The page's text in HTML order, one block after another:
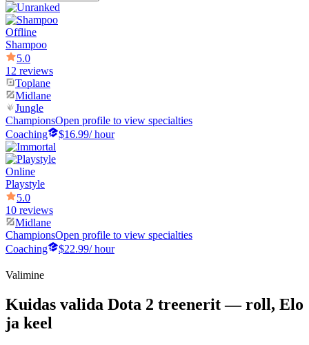
Offline
Shampoo
5.0
12 reviews
Toplane
Midlane
Jungle
ChampionsOpen profile to view specialties
Coaching
$16.99/ hour
Online
Playstyle
5.0
10 reviews
Midlane
ChampionsOpen profile to view specialties
Coaching
$22.99/ hour
Valimine
Kuidas valida Dota 2 treenerit — roll, Elo
ja keel